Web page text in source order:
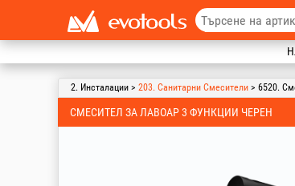
2. Инсталации > 203. Санитарни Смесители > 6520.
СМЕСИТЕЛ ЗА ЛАВОАР 3 ФУНКЦИИ ЧЕРЕН